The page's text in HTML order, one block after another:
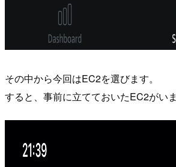
その中から今回はEC2を選びます。
すると、事前に立てておいたEC2がいま